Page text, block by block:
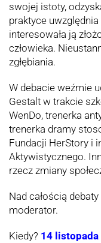
swojej istoty,
praktyce uwzględnia
interesowała ją
człowieka.
zgłębiania.
W debacie weźmie
Gestalt w trakcie
WenDo, trenerka
trenerka dramy
Fundacji HerStory i
Aktywistycznego.
rzecz zmiany
Nad całością
moderator.
Kiedy? 14